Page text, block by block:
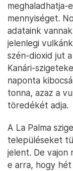
meghaladhatja-
mennyiséget.
adataink
jelenlegi
szén-dioxid jut
Kanári-
naponta
tonna, azaz a
töredékét adja.
A La Palma
településeket
jelent. De vajon
e arra, hogy